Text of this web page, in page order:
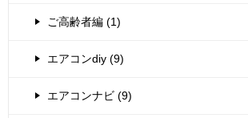
ご高齢者編 (1)
エアコンdiy (9)
エアコンナビ (9)